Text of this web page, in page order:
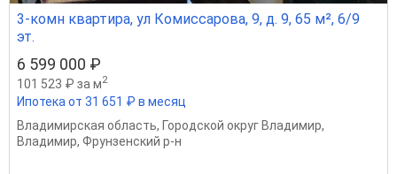
3-комн квартира, ул Комиссарова, 9, д. 9, 65 м², 6/9
эт.
6 599 000 ₽
101 523 ₽ за м2
Ипотека от 31 651 ₽ в месяц
Владимирская область, Городской округ Владимир,
Владимир, Фрунзенский р-н